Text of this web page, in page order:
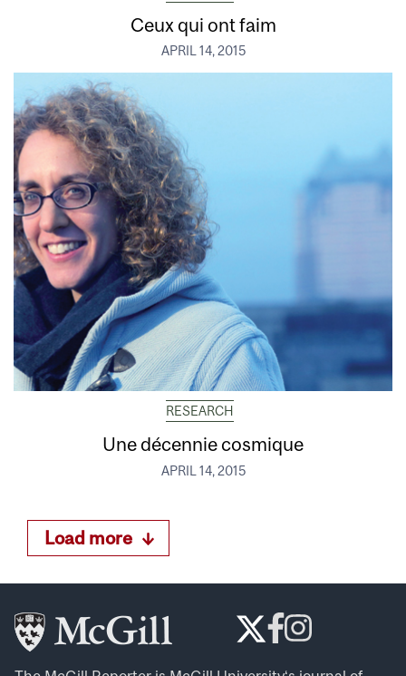
Ceux qui ont faim
APRIL 14, 2015
RESEARCH
Une décennie cosmique
APRIL 14, 2015
Load more